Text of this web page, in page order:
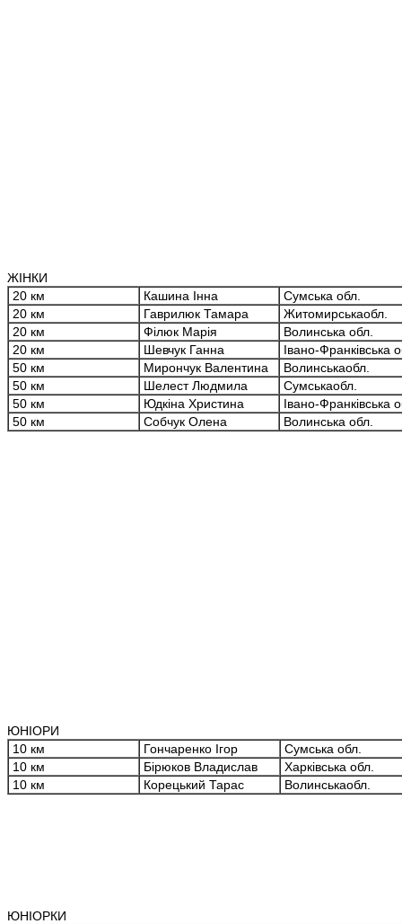
ЖІНКИ
20 км
Кашина Інна
Сумська обл.
20 км
Гаврилюк Тамара
Житомирськаобл.
20 км
Філюк Марія
Волинська обл.
20 км
Шевчук Ганна
Івано-Франківська
50 км
Мирончук Валентина
Волинськаобл.
50 км
Шелест Людмила
Сумськаобл.
50 км
Юдкіна Христина
Івано-Франківська
50 км
Собчук Олена Волинська обл.
ЮНІОРИ
10 км
Гончаренко Ігор
Сумська обл.
10 км
Бірюков Владислав
Харківська обл.
10 км
Корецький Тарас Волинськаобл.
ЮНІОРКИ